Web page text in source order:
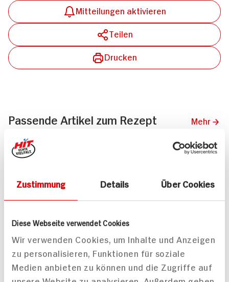
Zustimmung Details Über Cookies
Diese Webseite verwendet Cookies
Wir verwenden Cookies, um Inhalte und Anzeigen
zu personalisieren, Funktionen für soziale
Medien anbieten zu können und die Zugriffe auf
Mitteilungen aktivieren
Teilen
Drucken
Passende Artikel zum Rezept Mehr
Meßmer Kräutertee
25x2,25g Packung
DAUER
PREIS
2. 35
ja! Pfefferminztee 25er
DAUER
DISCOUNT
0.89